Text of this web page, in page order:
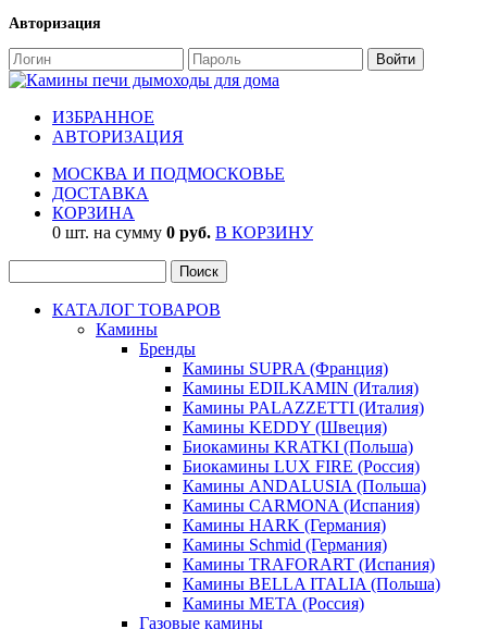
Авторизация
ИЗБРАННОЕ
АВТОРИЗАЦИЯ
МОСКВА И ПОДМОСКОВЬЕ
ДОСТАВКА
КОРЗИНА
0 шт. на сумму 0 руб. В КОРЗИНУ
КАТАЛОГ ТОВАРОВ
Камины
Бренды
Камины SUPRA (Франция)
Камины EDILKAMIN (Италия)
Камины PALAZZETTI (Италия)
Камины KEDDY (Швеция)
Биокамины KRATKI (Польша)
Биокамины LUX FIRE (Россия)
Камины ANDALUSIA (Польша)
Камины CARMONA (Испания)
Камины HARK (Германия)
Камины Schmid (Германия)
Камины TRAFORART (Испания)
Камины BELLA ITALIA (Польша)
Камины МЕТА (Россия)
Газовые камины